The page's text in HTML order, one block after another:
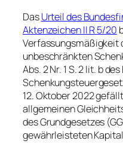
DasUrteil des
Aktenzeichen II R 5/20
Verfassungsmäßigkeit
unbeschränkten
Abs. 2 Nr. 1 S. 2 lit. b
12. Oktober 2022
allgemeinen
des Grundgesetzes
gewährleisteten